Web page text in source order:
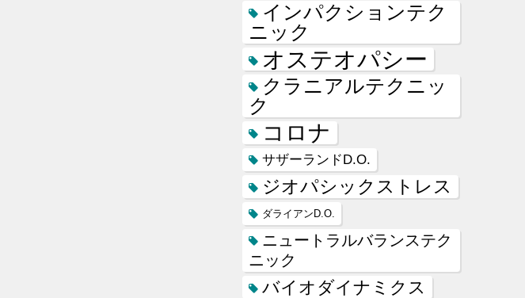
インパクションテク
ニック
オステオパシー
クラニアルテクニッ
ク
コロナ
サザーランドD.O.
ジオパシックストレス
ダライアンD.O.
ニュートラルバランステク
ニック
バイオダイナミクス